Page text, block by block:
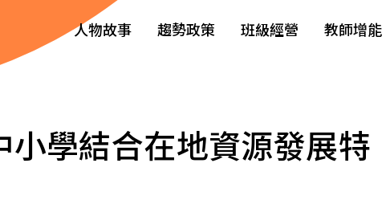
人物故事 趨勢政策 班級經營 教師增能
學結合在地資源發展特